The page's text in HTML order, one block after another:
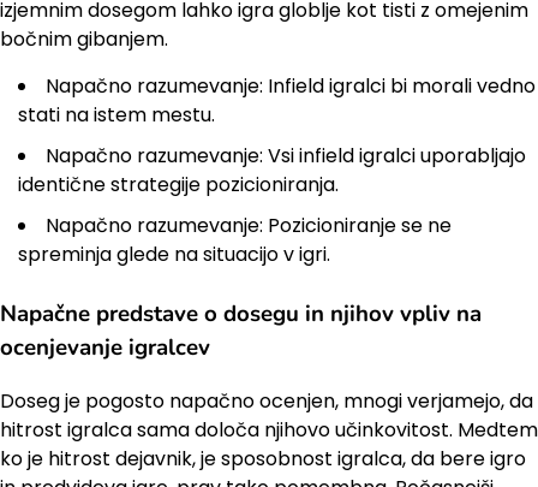
izjemnim dosegom lahko igra globlje kot tisti z omejenim
bočnim gibanjem.
Napačno razumevanje: Infield igralci bi morali vedno
stati na istem mestu.
Napačno razumevanje: Vsi infield igralci uporabljajo
identične strategije pozicioniranja.
Napačno razumevanje: Pozicioniranje se ne
spreminja glede na situacijo v igri.
Napačne predstave o dosegu in njihov vpliv na
ocenjevanje igralcev
Doseg je pogosto napačno ocenjen, mnogi verjamejo, da
hitrost igralca sama določa njihovo učinkovitost. Medtem
ko je hitrost dejavnik, je sposobnost igralca, da bere igro